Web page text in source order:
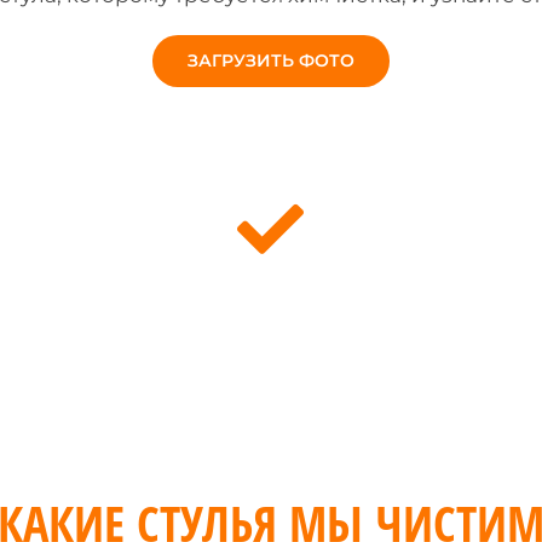
ЗАГРУЗИТЬ ФОТО
КАКИЕ СТУЛЬЯ МЫ ЧИСТИМ